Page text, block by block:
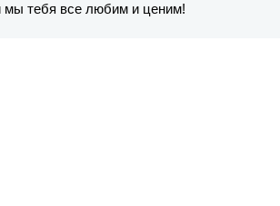
мы тебя все любим и ценим!